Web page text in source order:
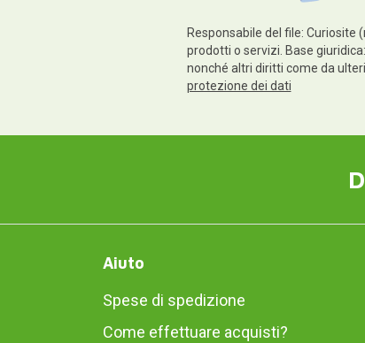
Responsabile del file:
prodotti o servizi. Base
nonché altri diritti come da
protezione dei dati
Aiuto
Spese di spedizione
Come effettuare acquisti?